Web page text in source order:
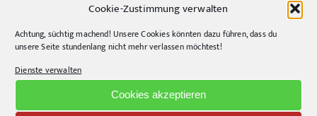
Cookie-Zustimmung verwalten
Achtung, süchtig machend! Unsere Cookies könnten dazu führen, dass du
unsere Seite stundenlang nicht mehr verlassen möchtest!
Dienste verwalten
Cookies akzeptieren
CONTACT INFO